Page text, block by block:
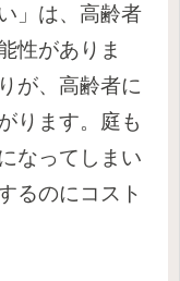
」は、高齢者
性がありま
が、高齢者に
ります。庭も
なってしまい
るのにコスト